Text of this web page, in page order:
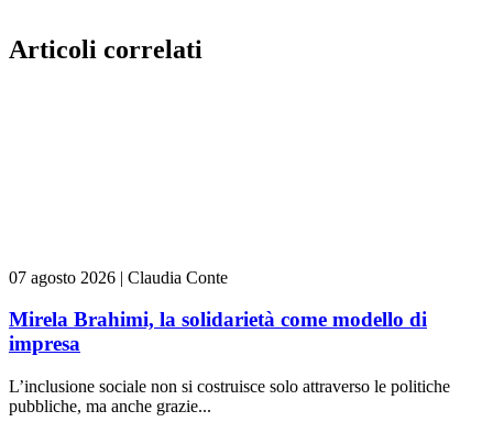
Articoli correlati
07 agosto 2026 | Claudia Conte
Mirela Brahimi, la solidarietà come modello di
impresa
L’inclusione sociale non si costruisce solo attraverso le politiche
pubbliche, ma anche grazie...